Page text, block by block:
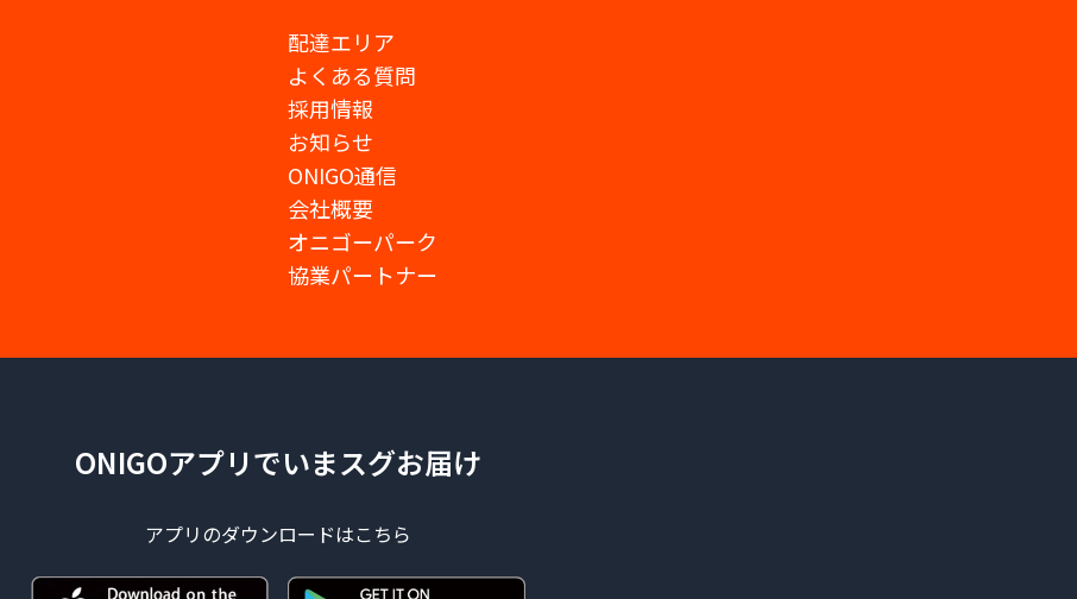
配達エリア
よくある質問
採用情報
お知らせ
ONIGO通信
会社概要
オニゴーパーク
協業パートナー
ONIGOアプリでいまスグお届け
アプリのダウンロードはこちら